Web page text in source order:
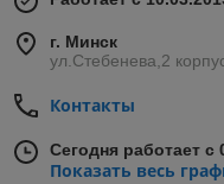
г. Минск
ул.Стебенева,2
Контакты
Сегодня работает с
Показать весь